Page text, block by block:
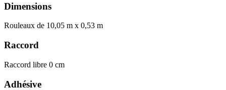
Dimensions
Rouleaux de 10,05 m x 0,53 m
Raccord
Raccord libre 0 cm
Adhésive